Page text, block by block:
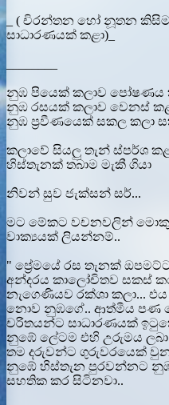
_ ( චිරන්තන හෝ නූතන
සාධාරණයක් කළා)_
නුඹ පියෙක් කලාව පෝෂණය
නුඹ රසයක් කලාව වෙනස්
නුඹ ප්‍රවීණයෙක් සකල කලා
කලාවේ සියලු තැන් ස්පර්ශ
හිස්තැනක් තබාම මැකී ගියා
නිවන් සුව ජැක්සන් සර්...
මට මේකට වචනවලින්
වාක්‍යයක් ලියන්නම්..
" ප්‍රේමයේ රස තැනක්
අන්දරය කාලෝචිතව සකස්
නැගෙණියව රක්ශා කලා...
නොව නුඹගේ.. ආත්මීය පණ
චරිතයන්ට සාධාරණයක්
නුඹේ ලේටම එහි උරුමය
තම දරුවන්ට ගුරුවරයෙක්
නුඹේ හිස්තැන පුරවන්නට
සහතික කර සිටිනවා..